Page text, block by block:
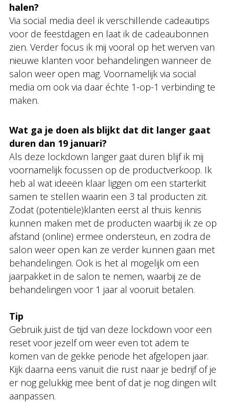
halen?
Via social media deel ik verschillende cadeautips
voor de feestdagen en laat ik de cadeaubonnen
zien. Verder focus ik mij vooral op het werven van
nieuwe klanten voor behandelingen wanneer de
salon weer open mag. Voornamelijk via social
media om ook via daar échte 1-op-1 verbinding te
maken.
Wat ga je doen als blijkt dat dit langer gaat
duren dan 19 januari?
Als deze lockdown langer gaat duren blijf ik mij
voornamelijk focussen op de productverkoop. Ik
heb al wat ideeën klaar liggen om een starterkit
samen te stellen waarin een 3 tal producten zit.
Zodat (potentiële)klanten eerst al thuis kennis
kunnen maken met de producten waarbij ik ze op
afstand (online) ermee ondersteun, en zodra de
salon weer open kan ze verder kunnen gaan met
behandelingen. Ook is het al mogelijk om een
jaarpakket in de salon te nemen, waarbij ze de
behandelingen voor 1 jaar al vooruit betalen.
Tip
Gebruik juist de tijd van deze lockdown voor een
reset voor jezelf om weer even tot adem te
komen van de gekke periode het afgelopen jaar.
Kijk daarna eens vanuit die rust naar je bedrijf of je
er nog gelukkig mee bent of dat je nog dingen wilt
aanpassen.